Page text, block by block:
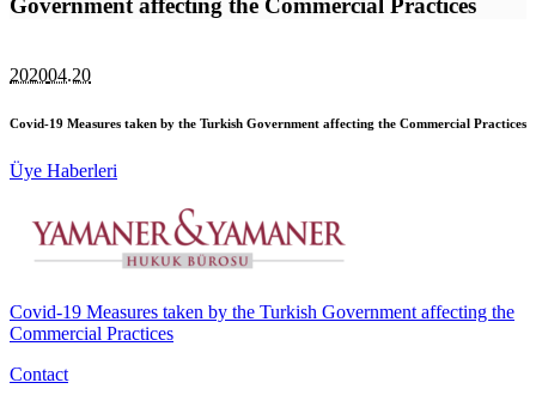
Government affecting the Commercial Practices
202004.20
Covid-19 Measures taken by the Turkish Government affecting the Commercial Practices
Üye Haberleri
Covid-19 Measures taken by the Turkish Government affecting the
Commercial Practices
Contact